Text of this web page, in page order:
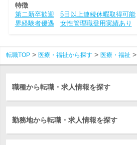
特徴
第二新卒歓迎
5日以上連続休暇取得可能
界経験者優遇
女性管理職登用実績あり
転職TOP 医療・福祉から探す 医療・福祉
職種から転職・求人情報を探す
勤務地から転職・求人情報を探す